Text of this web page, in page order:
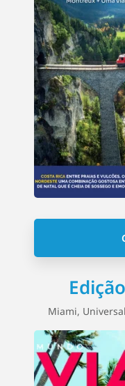
Miami,